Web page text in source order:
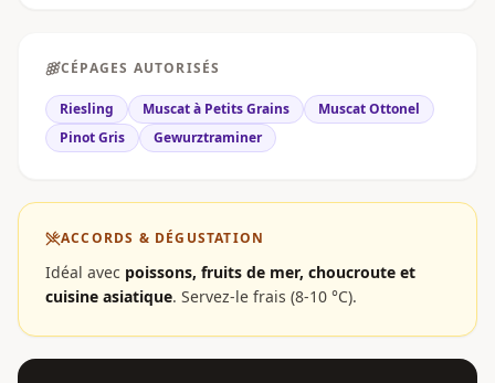
CÉPAGES AUTORISÉS
Riesling Muscat à Petits Grains
Muscat Ottonel
Pinot Gris
Gewurztraminer
ACCORDS & DÉGUSTATION
Idéal avec poissons, fruits de mer, choucroute et
cuisine asiatique. Servez-le frais (8-10 °C).